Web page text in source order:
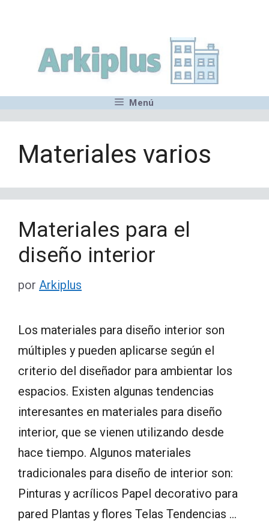
contenido
Menú
Materiales varios
Materiales para el
diseño interior
por Arkiplus
Los materiales para diseño interior son
múltiples y pueden aplicarse según el
criterio del diseñador para ambientar los
espacios. Existen algunas tendencias
interesantes en materiales para diseño
interior, que se vienen utilizando desde
hace tiempo. Algunos materiales
tradicionales para diseño de interior son:
Pinturas y acrílicos Papel decorativo para
pared Plantas y flores Telas Tendencias …